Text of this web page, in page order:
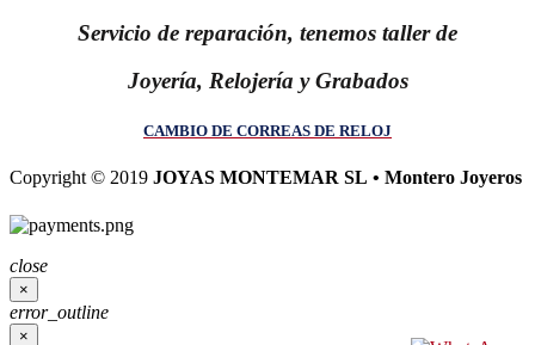
Servicio de reparación, tenemos taller de
Joyería, Relojería y Grabados
CAMBIO DE CORREAS DE RELOJ
Copyright © 2019 JOYAS MONTEMAR SL • Montero Joyeros
close
×
error_outline
×